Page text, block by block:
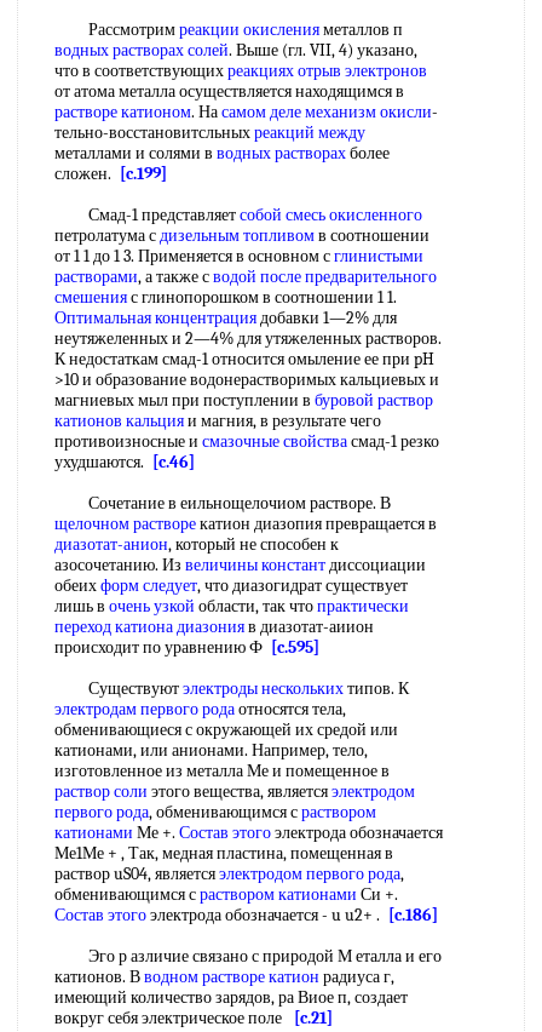
Рассмотримреакции окисленияметаллов п
водных растворах солей. Выше (гл. VII, 4) указано,
что в соответствующихреакциях отрыв электронов
от атома металла осуществляется находящимся в
растворе катионом. Насамом делемеханизм окисли-
тельно-восстановитсльныхреакций между
металлами и солями в водных растворахболее
сложен.
[c.199]
Смад-1 представляетсобой смесь окисленного
петролатума сдизельным топливомв соотношении
от 1 1 до 1 3. Применяется в основном сглинистыми
растворами, а также сводой послепредварительного
смешенияс глинопорошком в соотношении 1 1.
Оптимальная концентрациядобавки 1—2% для
неутяжеленных и 2—4% для утяжеленных растворов.
К недостаткам смад-1 относится омыление ее при pH
>10 и образование водонерастворимых кальциевых и
магниевых мыл при поступлении в буровой раствор
катионов кальцияи магния, в результате чего
противоизносные и смазочные свойствасмад-1 резко
ухудшаются.
[c.46]
Сочетание в еильнощелочиом растворе. В
щелочном растворекатион диазопия превращается в
диазотат-анион, который не способен к
азосочетанию. Из величины константдиссоциации
обеихформ следует, что диазогидрат существует
лишь в очень узкой области, так чтопрактически
переходкатиона диазонияв диазотат-аиион
происходит по уравнению Ф [c.595]
Существуютэлектроды несколькихтипов. К
электродам первого родаотносятся тела,
обменивающиеся с окружающей их средой или
катионами, или анионами. Например, тело,
изготовленное из металла Ме и помещенное в
раствор соли этого вещества, являетсяэлектродом
первого рода, обменивающимся сраствором
катионами Ме +. Состав этогоэлектрода обозначается
Ме1Ме + , Так, медная пластина, помещенная в
раствор uS04, являетсяэлектродом первого рода,
обменивающимся сраствором катионами Си +.
Состав этогоэлектрода обозначается - u u2+ .
[c.186]
Эго р азличие связано с природой М еталла и его
катионов. Вводном растворе катион радиуса г,
имеющий количество зарядов, ра Виое п, создает
вокруг себя электрическое поле
[c.21]